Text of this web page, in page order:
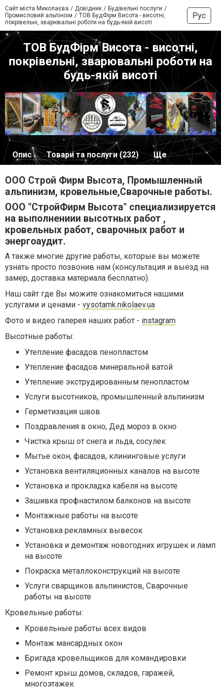
Сайт міста Миколаєва Довідник
Будівельні послуги
Промисловий альпінізм
ТОВ БудФірм Висота - висотні,
покрівельні, зварювальні роботи на будь-якій висоті
Рус
ТОВ БудФірм Висота - висотні,
покрівельні, зварювальні роботи на
будь-якій висоті
Опис Товари та послуги (232) Ще
ООО Строй Фирм Высота, Промышленный
альпинизм, кровельные,Сварочные работы.
ООО "СтройФирм Высота" специализируется
на выполнениии высотных работ ,
кровельных работ, сварочных работ и
энергоаудит.
А также многие другие работы, которые вы можете
узнать просто позвонив нам (консультация и выезд на
замер, доставка материала бесплатно).
Наш сайт где Вы можите ознакомиться нашими
услугами и ценами - vysotamk.nikolaev.ua
Фото и видео галерея наших работ - instagram
Высотные работы:
Утепление фасадов пенопластом
Утепление фасадов минеральной ватой
Утепление экструдированным пенопластом
Услуги высотников, промышленный альпинизм
Герметизация швов
Поздравления в окно, Дед мороз в окно
Чистка крыш от снега и льда, сосулек
Мытье окон, фасадов, клининговые услуги
Установка вентиляционных каналов на высоте
Установка и прокладка кабеля на высоте
Зашивка профнастилом балконов на высоте
Монтажные работы на высоте
Установка рекламных вывесок
Установка и демонтаж новогодних игрушек и ламп
на высоте
Покраска металлоконструкций на высоте
Услуги сварщиков альпинистов, Сварочные
работы на высоте
Кровельные работы:
Кровельные работы всех видов
Монтаж мансардных окон
Бригада кровельщиков для командировки
Ремонт крыш домов, складов, гаражей,
многоэтажек